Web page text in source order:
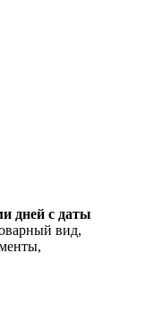
дней с даты
вид,